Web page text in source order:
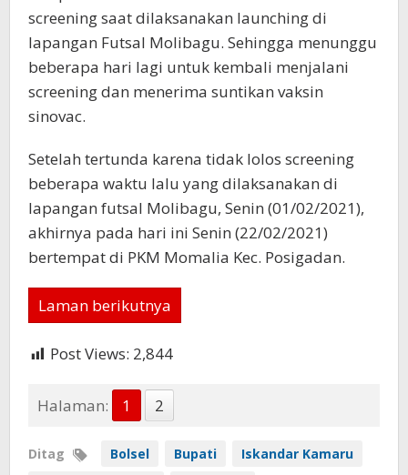
screening saat dilaksanakan launching di
lapangan Futsal Molibagu. Sehingga menunggu
beberapa hari lagi untuk kembali menjalani
screening dan menerima suntikan vaksin
sinovac.
Setelah tertunda karena tidak lolos screening
beberapa waktu lalu yang dilaksanakan di
lapangan futsal Molibagu, Senin (01/02/2021),
akhirnya pada hari ini Senin (22/02/2021)
bertempat di PKM Momalia Kec. Posigadan.
Laman berikutnya
Post Views: 2,844
Halaman: 1 2
Ditag Bolsel Bupati
Iskandar Kamaru